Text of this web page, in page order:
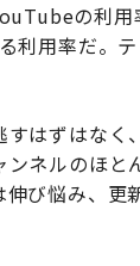
の利
利用率だ。
すはずはな
ネルのほ
び悩み、